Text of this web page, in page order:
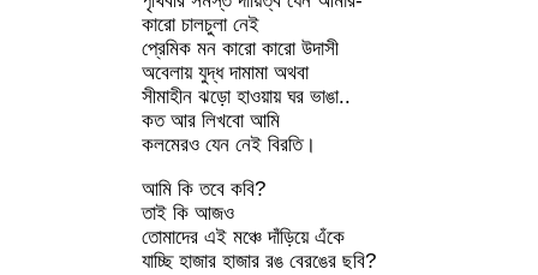
কারো চালচুলা নেই
প্রেমিক মন কারো কারো উদাসী
অবেলায় যুদ্ধ দামামা অথবা
সীমাহীন ঝড়ো হাওয়ায় ঘর ভাঙা..
কত আর লিখবো আমি
কলমেরও যেন নেই বিরতি।
আমি কি তবে কবি?
তাই কি আজও
তোমাদের এই মঞ্চে দাঁড়িয়ে এঁকে
যাচ্ছি হাজার হাজার রঙ বেরঙের ছবি?